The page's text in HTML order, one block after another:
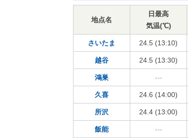
地点名
日最高
気温(℃)
さいたま 24.5 (13:10)
越谷 24.5 (13:30)
鴻巣 ---
久喜 24.6 (14:00)
所沢 24.4 (13:00)
飯能 ---